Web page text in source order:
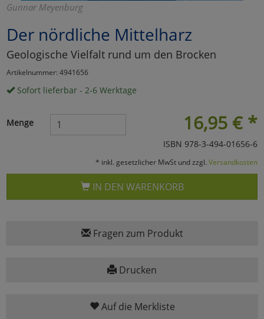
Gunnar Meyenburg
Der nördliche Mittelharz
Geologische Vielfalt rund um den Brocken
Artikelnummer: 4941656
Sofort lieferbar - 2-6 Werktage
16,95 € *
Menge
ISBN 978-3-494-01656-6
* inkl. gesetzlicher MwSt und zzgl. Versandkosten
IN DEN WARENKORB
Fragen zum Produkt
Drucken
Auf die Merkliste
Umfragetools
Cookies
Alle Akzeptieren
zu Haupptseite